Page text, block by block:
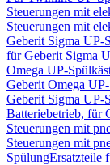
Steuerungen mit
Steuerungen mit
Geberit Sigma UP-
für Geberit Sigma
Omega UP-
Geberit Omega
Geberit Sigma UP-
Batteriebetrieb, für
Steuerungen mit
Steuerungen mit
SpülungErsatzteile